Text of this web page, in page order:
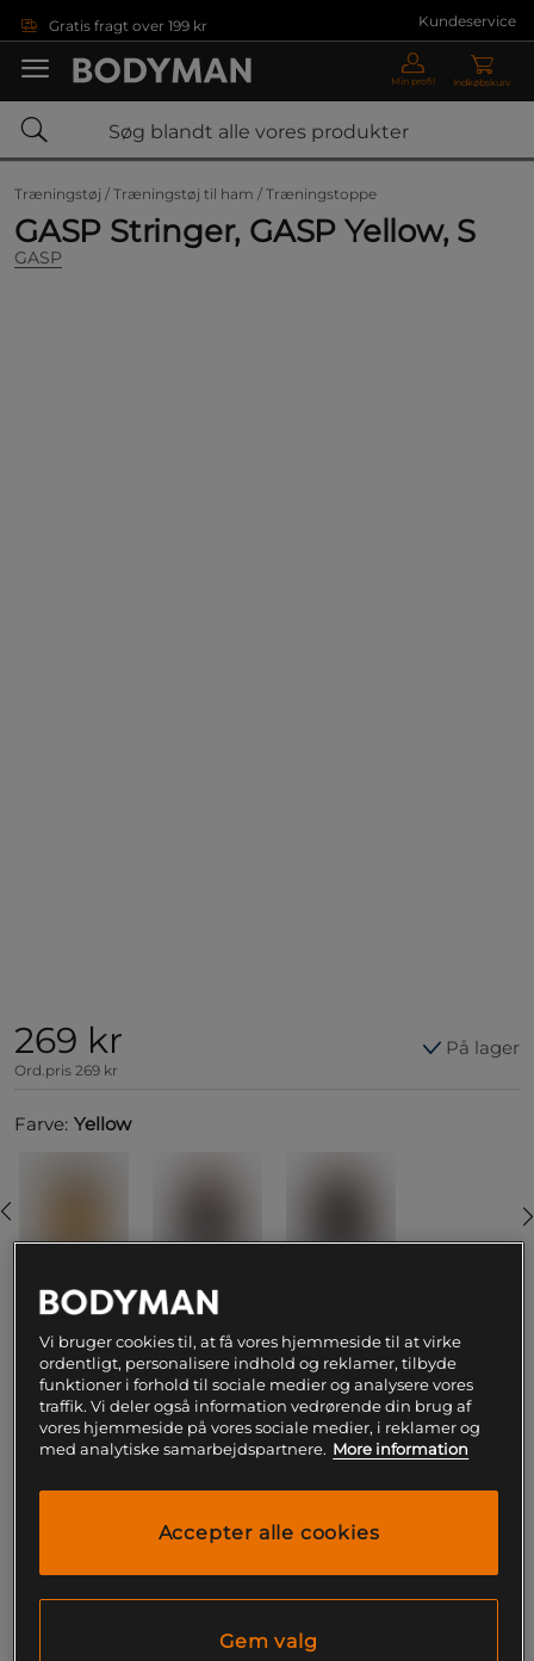
Gratis fragt over 199 kr Kundeservice
Min profil Indkøbskurv
Træningstøj / Træningstøj til ham / Træningstoppe
GASP Stringer, GASP Yellow, S
GASP
269 kr
Ord.pris 269 kr
På lager
Farve: Yellow
Føj til indkøbskurven
Pro Gasp Stringer – Et klassisk træningstop fra Gasp i løs
Vi bruger cookies til, at få vores hjemmeside til at virke
ordentligt, personalisere indhold og reklamer, tilbyde
funktioner i forhold til sociale medier og analysere vores
traffik. Vi deler også information vedrørende din brug af
vores hjemmeside på vores sociale medier, i reklamer og
med analytiske samarbejdspartnere. More information
Accepter alle cookies
Gem valg